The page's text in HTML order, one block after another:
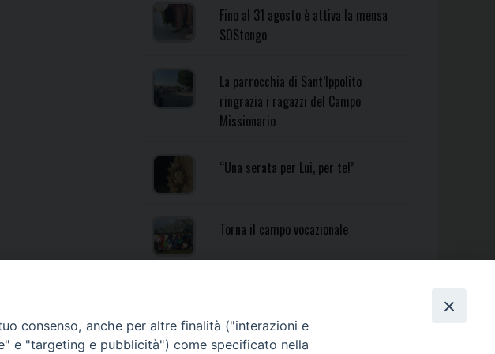
Fino al 31 agosto è attiva la mensa
SOStengo
La parrocchia di Sant’Ippolito
ringrazia i ragazzi del Campo
Missionario
“Una serata per Lui, per te!”
Torna il campo vocazionale
consenso, anche per altre finalità ("interazioni e
e "targeting e pubblicità") come specificato nella